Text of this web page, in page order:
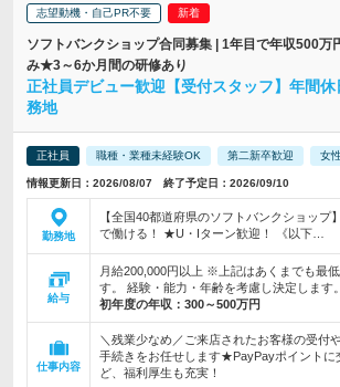
志望動機・自己PR不要
ソフトバンクショップ合同募集 | 1年目で年収500
み★3～6か月間の研修あり
正社員デビュー歓迎【受付スタッフ】年間
務地
正社員 職種・業種未経験OK 第二新卒歓迎 女
情報更新日：2026/08/07 終了予定日：2026/09/10
勤務地
【全国40都道府県のソフトバンクショッ
で働ける！ ★U・Iターン歓迎！ 《以下…
給与
月給200,000円以上 ※上記はあくまでも最
す。 経験・能力・年齢を考慮し決定します
初年度の年収： 300～500万円
仕事内容
＼残業少なめ／ご来店されたお客様の受付
手続きをお任せします★PayPayポイントに
ど、福利厚生も充実！